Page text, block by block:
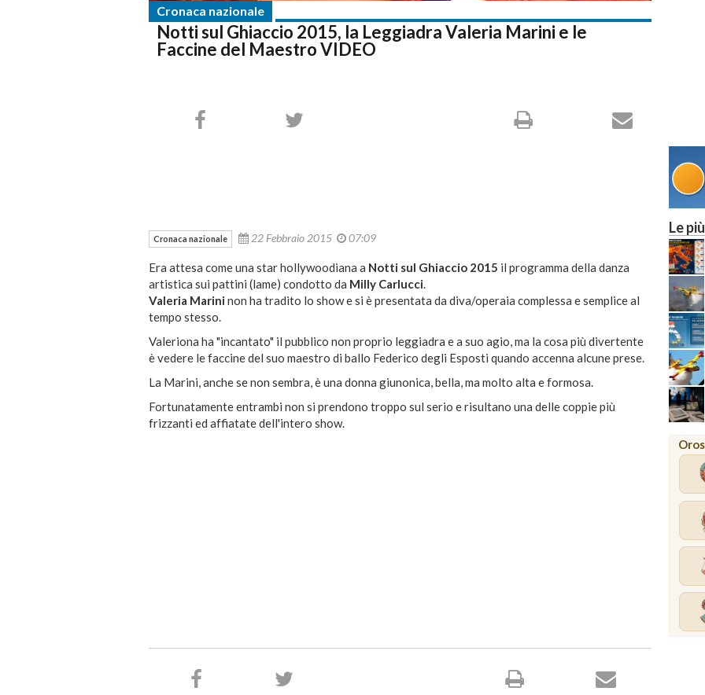
Cronaca nazionale
Notti sul Ghiaccio 2015, la Leggiadra Valeria Marini e le
Faccine del Maestro VIDEO
Cronaca nazionale 22 Febbraio 2015 07:09
Era attesa come una star hollywoodiana a Notti sul Ghiaccio 2015 il programma della danza
artistica sui pattini (lame) condotto da Milly Carlucci.
Valeria Marini non ha tradito lo show e si è presentata da diva/operaia complessa e semplice al
tempo stesso.
Valeriona ha "incantato" il pubblico non proprio leggiadra e a suo agio, ma la cosa più divertente
è vedere le faccine del suo maestro di ballo Federico degli Esposti quando accenna alcune prese.
La Marini, anche se non sembra, è una donna giunonica, bella, ma molto alta e formosa.
Fortunatamente entrambi non si prendono troppo sul serio e risultano una delle coppie più
frizzanti ed affiatate dell'intero show.
Le